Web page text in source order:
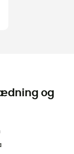
og